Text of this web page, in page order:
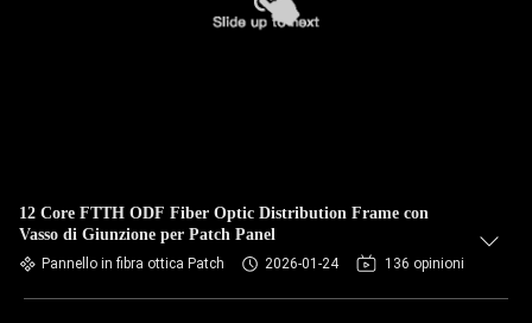
12 Core FTTH ODF Fiber Optic Distribution Frame con
Vasso di Giunzione per Patch Panel
Pannello in fibra ottica Patch 2026-01-24 136 opinioni